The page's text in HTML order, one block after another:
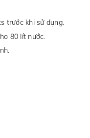
trước khi sử dụng.
80 lít nước.